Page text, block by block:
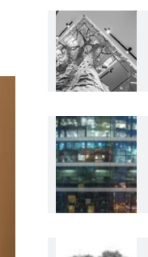
Temperatura barwowa
Źródło światła
Sposób montażu
Rodzaj klosza